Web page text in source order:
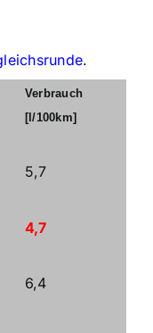
.
Verbrauch
[l/100km]
5,7
4,7
6,4